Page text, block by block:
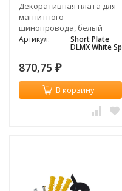
Декоративная плата для
магнитного
шинопровода, белый
Артикул: Short Plate
DLMX White Sp
870,75 ₽
В корзину